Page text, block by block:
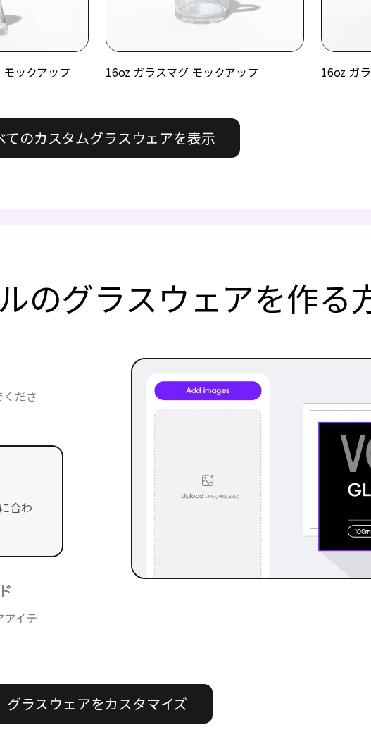
ックアップ 16oz ガラスマグ モックアップ 16oz ガ
てのカスタムグラスウェアを表示
のグラスウェアを作る
ださ
わ
イテ
グラスウェアをカスタマイズ